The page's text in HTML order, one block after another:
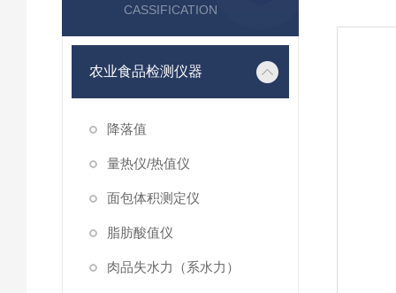
CASSIFICATION
农业食品检测仪器
降落值
量热仪/热值仪
面包体积测定仪
脂肪酸值仪
肉品失水力（系水力）